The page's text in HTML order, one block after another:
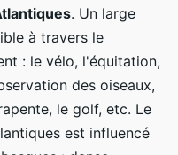
. Un large
à travers le
: le vélo, l'équitation,
des oiseaux,
le golf, etc. Le
est influencé